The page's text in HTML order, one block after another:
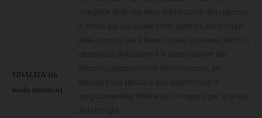
FINALITA’ (in
modo sintetico)
intangibile della vita. Attua la formazione della persona
delle comunità per il bene comune; promuove diritti di
istituzioni; agisce contro la discriminazione, per
integrazione delle differenze; si impegna per la tu tela
della famiglia